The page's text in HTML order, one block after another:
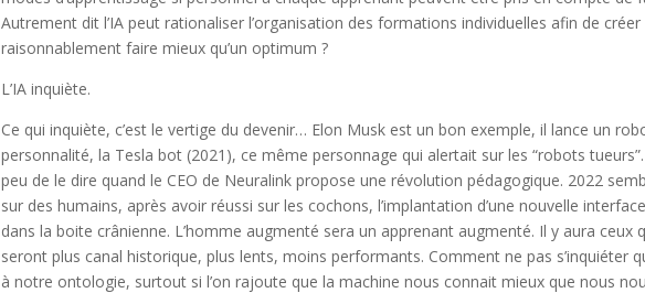
Autrement dit l’IA peut rationaliser l’organisation des formations individuelles afin de
raisonnablement faire mieux qu’un optimum ?
L’IA inquiète.
Ce qui inquiète, c’est le vertige du devenir… Elon Musk est un bon exemple, il lance un
personnalité, la Tesla bot (2021), ce même personnage qui alertait sur les “robots tueurs”.
peu de le dire quand le CEO de Neuralink propose une révolution pédagogique. 2022
sur des humains, après avoir réussi sur les cochons, l’implantation d’une nouvelle
dans la boite crânienne. L’homme augmenté sera un apprenant augmenté. Il y aura ceux
seront plus canal historique, plus lents, moins performants. Comment ne pas s’inquiéter
à notre ontologie, surtout si l’on rajoute que la machine nous connait mieux que nous